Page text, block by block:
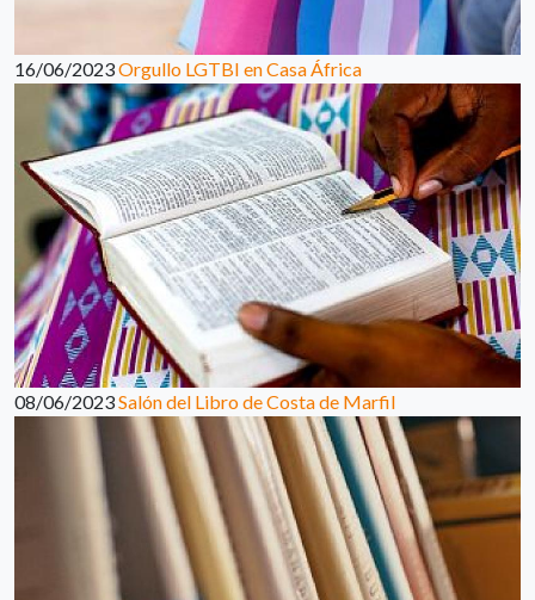
16/06/2023Orgullo LGTBI en Casa África
08/06/2023Salón del Libro de Costa de Marfil